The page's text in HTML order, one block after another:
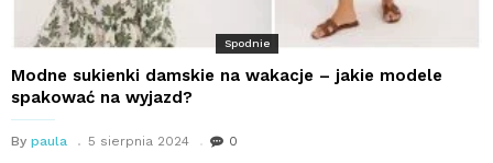
Spodnie
Modne sukienki damskie na wakacje – jakie modele
spakować na wyjazd?
By paula 5 sierpnia 2024 0